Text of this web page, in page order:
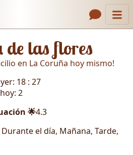
de las flores
en La Coruña hoy mismo!
18 : 27
2
🌟4.3
Durante el día, Mañana, Tarde,